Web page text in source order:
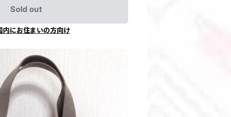
Sold out
内にお住まいの方向け